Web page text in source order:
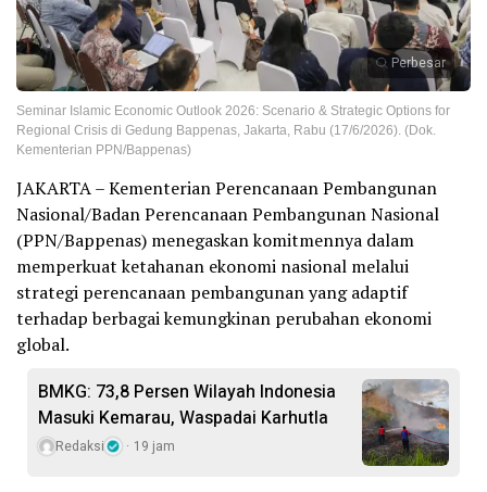
Perbesar
Seminar Islamic Economic Outlook 2026: Scenario & Strategic Options for
Regional Crisis di Gedung Bappenas, Jakarta, Rabu (17/6/2026). (Dok.
Kementerian PPN/Bappenas)
JAKARTA – Kementerian Perencanaan Pembangunan
Nasional/Badan Perencanaan Pembangunan Nasional
(PPN/Bappenas) menegaskan komitmennya dalam
memperkuat ketahanan ekonomi nasional melalui
strategi perencanaan pembangunan yang adaptif
terhadap berbagai kemungkinan perubahan ekonomi
global.
BMKG: 73,8 Persen Wilayah Indonesia
Masuki Kemarau, Waspadai Karhutla
Redaksi 19 jam